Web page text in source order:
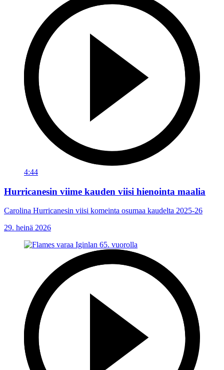
4:44
Hurricanesin viime kauden viisi hienointa maalia
Carolina Hurricanesin viisi komeinta osumaa kaudelta 2025-26
29. heinä 2026